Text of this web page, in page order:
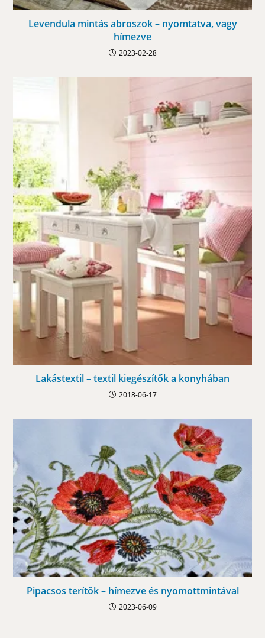
Levendula mintás abroszok – nyomtatva, vagy
hímezve
2023-02-28
Lakástextil – textil kiegészítők a konyhában
2018-06-17
Pipacsos terítők – hímezve és nyomottmintával
2023-06-09